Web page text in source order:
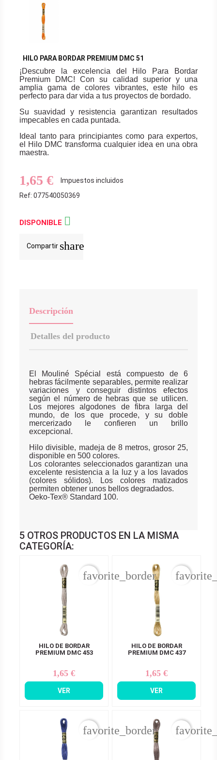
HILO PARA BORDAR PREMIUM DMC 51
¡Descubre la excelencia del Hilo Para Bordar
Premium DMC! Con su calidad superior y una
amplia gama de colores vibrantes, este hilo es
perfecto para dar vida a tus proyectos de bordado.
Su suavidad y resistencia garantizan resultados
impecables en cada puntada.
Ideal tanto para principiantes como para expertos,
el Hilo DMC transforma cualquier idea en una obra
maestra.
1,65 €
Impuestos incluidos
Ref: 077540050369
DISPONIBLE 
Compartir share
Descripción
Detalles del producto
El Mouliné Spécial está compuesto de 6
hebras fácilmente separables, permite realizar
variaciones y conseguir distintos efectos
según el número de hebras que se utilicen.
Los mejores algodones de fibra larga del
mundo, de los que procede, y su doble
mercerizado le confieren un brillo
excepcional.
Hilo divisible, madeja de 8 metros, grosor 25,
disponible en 500 colores.
Los colorantes seleccionados garantizan una
excelente resistencia a la luz y a los lavados
(colores sólidos). Los colores matizados
permiten obtener unos bellos degradados.
Oeko-Tex® Standard 100.
5 OTROS PRODUCTOS EN LA MISMA
CATEGORÍA:
HILO DE BORDAR
PREMIUM DMC 453
Precio
1,65 €
VER
favorite_border
HILO DE BORDAR
PREMIUM DMC 437
Precio
1,65 €
VER
favorite_border